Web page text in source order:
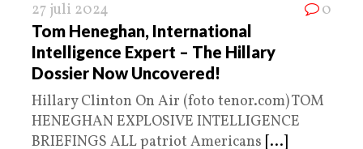
27 juli 2024 0
Tom Heneghan, International
Intelligence Expert – The Hillary
Dossier Now Uncovered!
Hillary Clinton On Air (foto tenor.com) TOM
HENEGHAN EXPLOSIVE INTELLIGENCE
BRIEFINGS ALL patriot Americans [...]